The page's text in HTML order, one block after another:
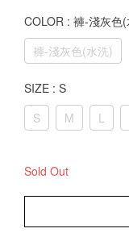
COLOR : 褲-淺灰色
褲-淺灰色(水洗)
SIZE : S
S
M L
Sold Out